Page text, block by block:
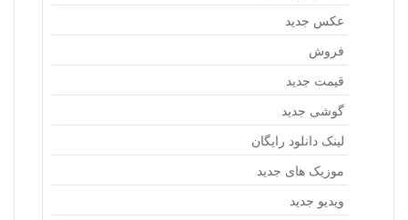
عکس جدید
فروش
قیمت جدید
گوشی جدید
لینک دانلود رایگان
موزیک های جدید
ویدیو جدید